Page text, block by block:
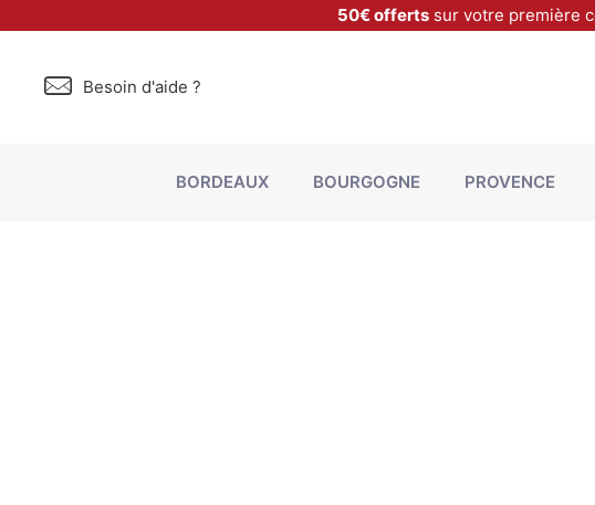
50€ offerts sur votre première
Besoin d'aide ?
BORDEAUX BOURGOGNE PROVENCE